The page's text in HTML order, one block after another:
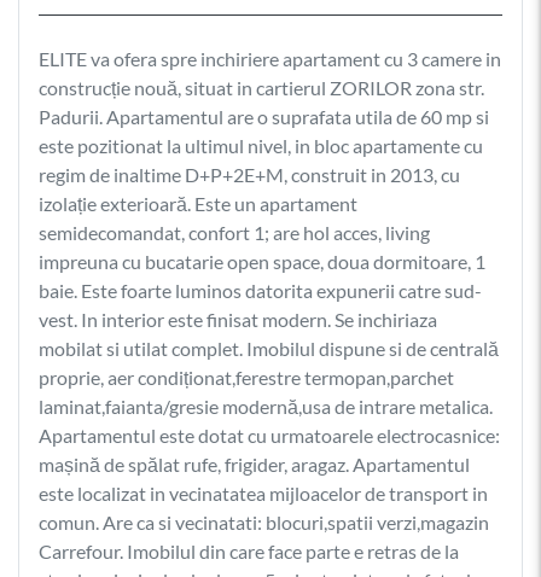
ELITE va ofera spre inchiriere apartament cu 3 camere in
construcție nouă, situat in cartierul ZORILOR zona str.
Padurii. Apartamentul are o suprafata utila de 60 mp si
este pozitionat la ultimul nivel, in bloc apartamente cu
regim de inaltime D+P+2E+M, construit in 2013, cu
izolație exterioară. Este un apartament
semidecomandat, confort 1; are hol acces, living
impreuna cu bucatarie open space, doua dormitoare, 1
baie. Este foarte luminos datorita expunerii catre sud-
vest. In interior este finisat modern. Se inchiriaza
mobilat si utilat complet. Imobilul dispune si de centrală
proprie, aer condiționat,ferestre termopan,parchet
laminat,faianta/gresie modernă,usa de intrare metalica.
Apartamentul este dotat cu urmatoarele electrocasnice:
mașină de spălat rufe, frigider, aragaz. Apartamentul
este localizat in vecinatatea mijloacelor de transport in
comun. Are ca si vecinatati: blocuri,spatii verzi,magazin
Carrefour. Imobilul din care face parte e retras de la